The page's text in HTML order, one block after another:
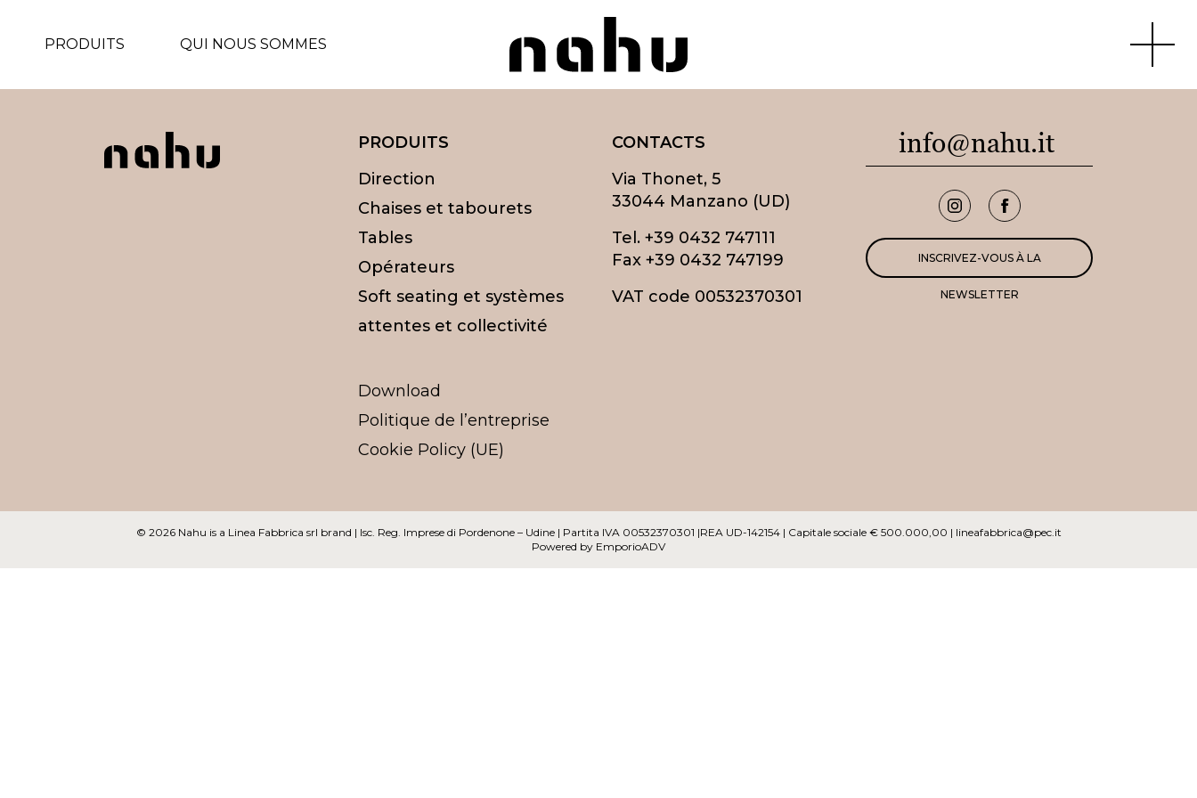
PRODUITS QUI NOUS SOMMES
Nahu
Apri
PRODUITS
Direction
Chaises et tabourets
Tables
Opérateurs
Soft seating et systèmes
attentes et collectivité
Download
Politique de l’entreprise
Cookie Policy (UE)
CONTACTS
Via Thonet, 5
33044 Manzano (UD)
Tel. +39 0432 747111
Fax +39 0432 747199
VAT code 00532370301
info@nahu.it
INSCRIVEZ-VOUS À LA
NEWSLETTER
© 2026 Nahu is a Linea Fabbrica srl brand | Isc. Reg. Imprese di Pordenone – Udine | Partita IVA 00532370301 |REA UD-142154 | Capitale sociale € 500.000,00 | lineafabbrica@pec.it
Powered by EmporioADV